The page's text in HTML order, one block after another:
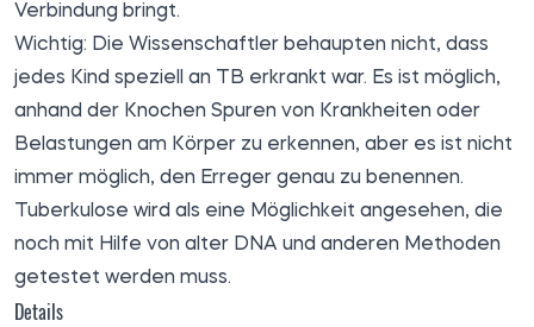
Verbindung bringt.
Wichtig: Die Wissenschaftler behaupten nicht, dass
jedes Kind speziell an TB erkrankt war. Es ist möglich,
anhand der Knochen Spuren von Krankheiten oder
Belastungen am Körper zu erkennen, aber es ist nicht
immer möglich, den Erreger genau zu benennen.
Tuberkulose wird als eine Möglichkeit angesehen, die
noch mit Hilfe von alter DNA und anderen Methoden
getestet werden muss.
Details